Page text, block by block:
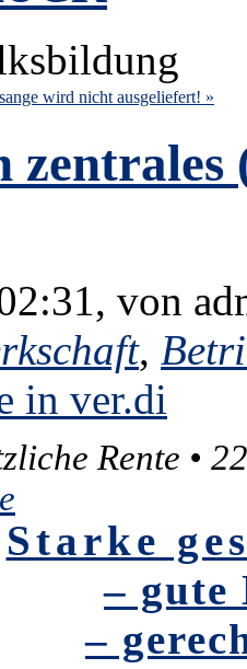
wird nicht ausgeliefert! »
von
,
in ver.di
Rente •
Starke
– gute
–